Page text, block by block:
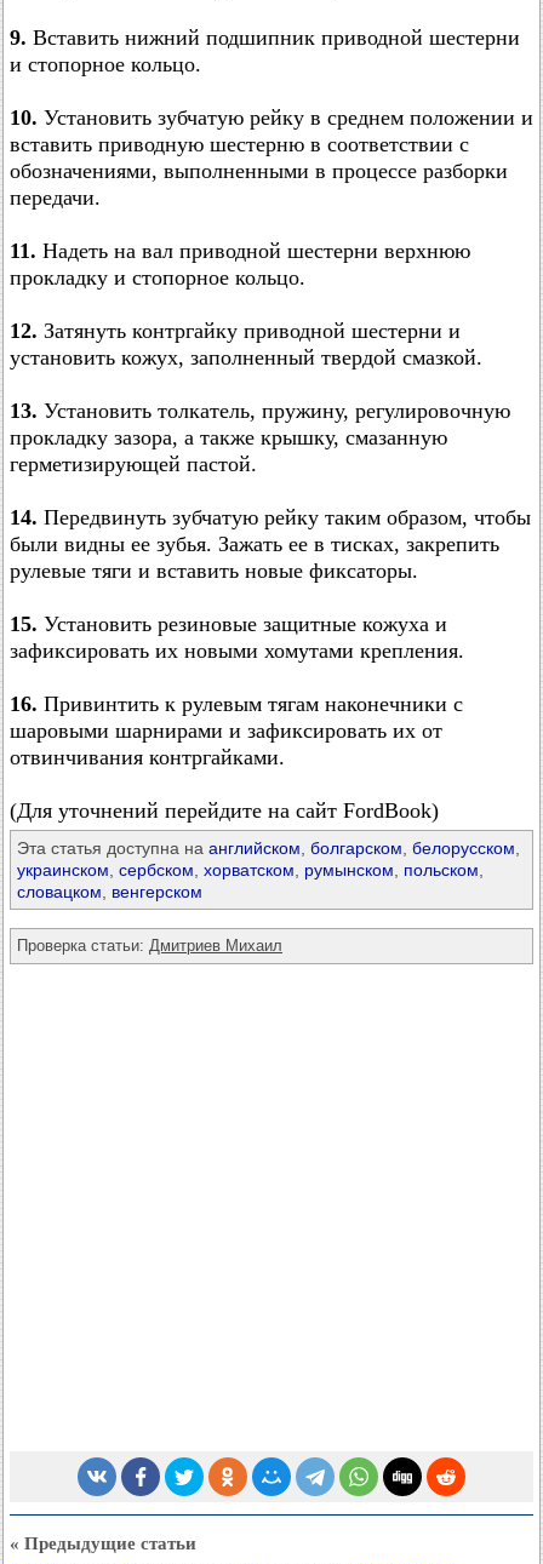
9. Вставить нижний подшипник приводной шестерни
и стопорное кольцо.
10. Установить зубчатую рейку в среднем положении и
вставить приводную шестерню в соответствии с
обозначениями, выполненными в процессе разборки
передачи.
11. Надеть на вал приводной шестерни верхнюю
прокладку и стопорное кольцо.
12. Затянуть контргайку приводной шестерни и
установить кожух, заполненный твердой смазкой.
13. Установить толкатель, пружину, регулировочную
прокладку зазора, а также крышку, смазанную
герметизирующей пастой.
14. Передвинуть зубчатую рейку таким образом, чтобы
были видны ее зубья. Зажать ее в тисках, закрепить
рулевые тяги и вставить новые фиксаторы.
15. Установить резиновые защитные кожуха и
зафиксировать их новыми хомутами крепления.
16. Привинтить к рулевым тягам наконечники с
шаровыми шарнирами и зафиксировать их от
отвинчивания контргайками.
(Для уточнений перейдите на сайт FordBook)
Эта статья доступна на английском болгарском белорусском
украинском сербском хорватском румынском польском
словацком
венгерском
Проверка статьи: Дмитриев Михаил
« Предыдущие статьи